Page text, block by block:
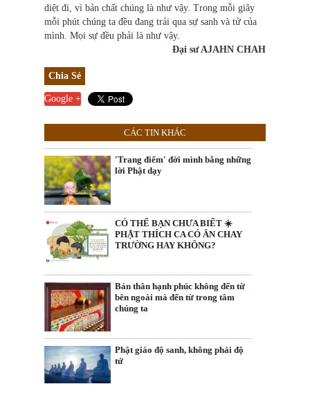
diệt đi, vì bản chất chúng là như vậy. Trong mỗi giây
mỗi phút chúng ta đều đang trải qua sự sanh và tử của
mình. Mọi sự đều phải là như vậy.
Đại sư AJAHN CHAH
Chia Sẻ
Google +
CÁC TIN KHÁC
'Trang điểm' đời mình bằng những
lời Phật dạy
CÓ THỂ BẠN CHƯA BIẾT ☀️
PHẬT THÍCH CA CÓ ĂN CHAY
TRƯỜNG HAY KHÔNG?
Bản thân hạnh phúc không đến từ
bên ngoài mà đến từ trong tâm
chúng ta
Phật giáo độ sanh, không phải độ
tử